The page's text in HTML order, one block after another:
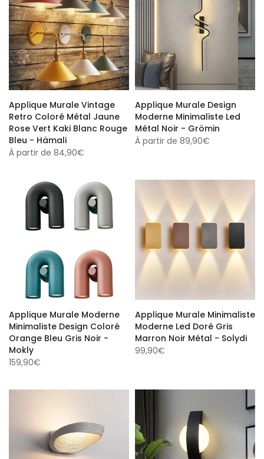
Applique Murale Vintage
Retro Coloré Métal Jaune
Rose Vert Kaki Blanc Rouge
Bleu - Hämali
À partir de 84,90€
Applique Murale Design
Moderne Minimaliste Led
Métal Noir - Grömin
À partir de 89,90€
Applique Murale Moderne
Minimaliste Design Coloré
Orange Bleu Gris Noir -
Mokly
159,90€
Applique Murale Minimaliste
Moderne Led Doré Gris
Marron Noir Métal - Solydi
99,90€